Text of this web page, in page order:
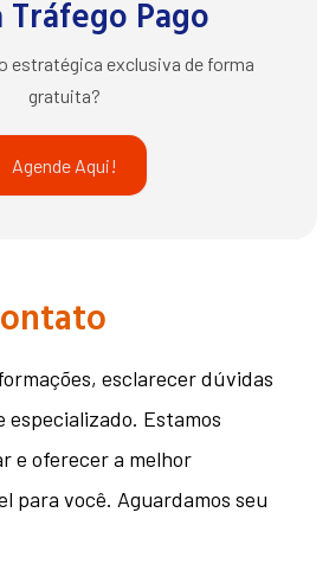
Tráfego Pago
estratégica exclusiva de forma
gratuita?
Agende Aqui!
esclarecer dúvidas
Estamos
e oferecer a melhor
para você. Aguardamos seu